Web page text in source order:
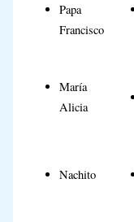
Papa
Francisco
María
Alicia
Nachito